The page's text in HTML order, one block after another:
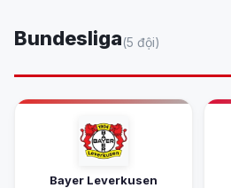
Bundesliga(5 đội)
Bayer Leverkusen